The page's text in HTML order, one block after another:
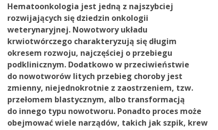
Hematoonkologia jest jedną z najszybciej
rozwijających się dziedzin onkologii
weterynaryjnej. Nowotwory układu
krwiotwórczego charakteryzują się długim
okresem rozwoju, najczęściej o przebiegu
podklinicznym. Dodatkowo w przeciwieństwie
do nowotworów litych przebieg choroby jest
zmienny, niejednokrotnie z zaostrzeniem, tzw.
przełomem blastycznym, albo transformacją
do innego typu nowotworu. Ponadto proces może
obejmować wiele narządów, takich jak szpik, krew